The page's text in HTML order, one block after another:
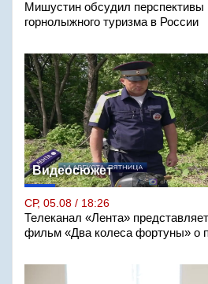
Мишустин обсудил перспективы
горнолыжного туризма в России
Видеосюжет
СР, 05.08 / 18:26
Телеканал «Лента»
фильм «Два колеса фортуны» о